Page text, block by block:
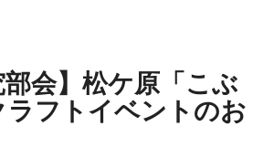
部会】松ケ原「こぶ
ラフトイベントのお